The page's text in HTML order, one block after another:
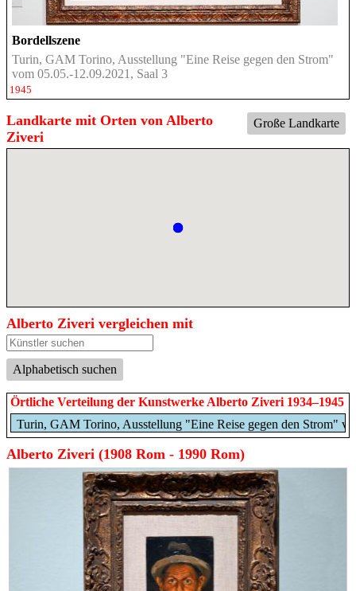
Bordellszene
Turin, GAM Torino, Ausstellung "Eine Reise gegen den Strom"
vom 05.05.-12.09.2021, Saal 3
1945
Große Landkarte
Landkarte mit Orten von Alberto
Ziveri
Alberto Ziveri vergleichen mit
Alphabetisch suchen
Örtliche Verteilung der Kunstwerke Alberto Ziveri 1934–1945
Turin, GAM Torino, Ausstellung "Eine Reise gegen den Strom"
Alberto Ziveri (1908 Rom - 1990 Rom)